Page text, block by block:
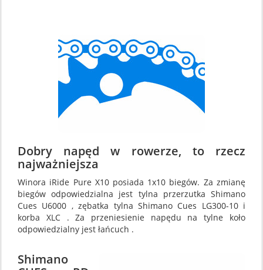
Dobry napęd w rowerze, to rzecz
najważniejsza
Winora iRide Pure X10 posiada 1x10 biegów. Za zmianę
biegów odpowiedzialna jest tylna przerzutka Shimano
Cues U6000 , zębatka tylna Shimano Cues LG300-10 i
korba XLC . Za przeniesienie napędu na tylne koło
odpowiedzialny jest łańcuch .
Shimano